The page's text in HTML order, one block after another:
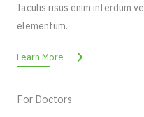
Iaculis risus enim interdum
elementum.
Learn More
For Doctors